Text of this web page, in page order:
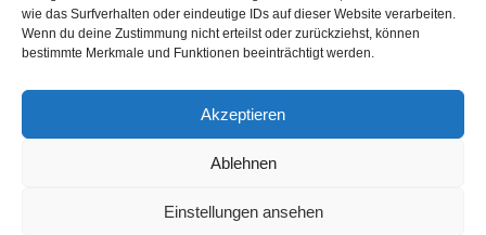
wie das Surfverhalten oder eindeutige IDs auf dieser Website verarbeiten.
Wenn du deine Zustimmung nicht erteilst oder zurückziehst, können
bestimmte Merkmale und Funktionen beeinträchtigt werden.
Akzeptieren
Ablehnen
Einstellungen ansehen
Aktuelles
Featured Article
Karriere 567